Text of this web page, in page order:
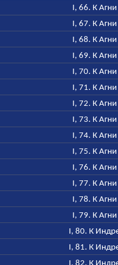
I, 66. К Агни
I, 67. К Агни
I, 68. К Агни
I, 69. К Агни
I, 70. К Агни
I, 71. К Агни
I, 72. К Агни
I, 73. К Агни
I, 74. К Агни
I, 75. К Агни
I, 76. К Агни
I, 77. К Агни
I, 78. К Агни
I, 79. К Агни
I, 80. К
I, 81. К
I, 82. К